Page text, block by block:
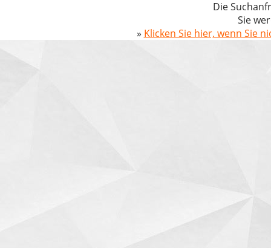
Die
Sie
» Klicken Sie hier, wenn Sie